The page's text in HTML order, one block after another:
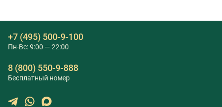
+7 (495) 500-9-100
Пн-Вс: 9:00 — 22:00
8 (800) 550-9-888
Бесплатный номер